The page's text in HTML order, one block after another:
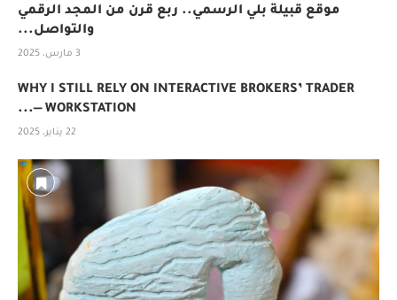
موقع قبيلة بلي الرسمي.. ربع قرن من المجد الرقمي
والتواصل...
3 مارس، 2025
WHY I STILL RELY ON INTERACTIVE BROKERS’ TRADER
WORKSTATION —...
22 يناير، 2025